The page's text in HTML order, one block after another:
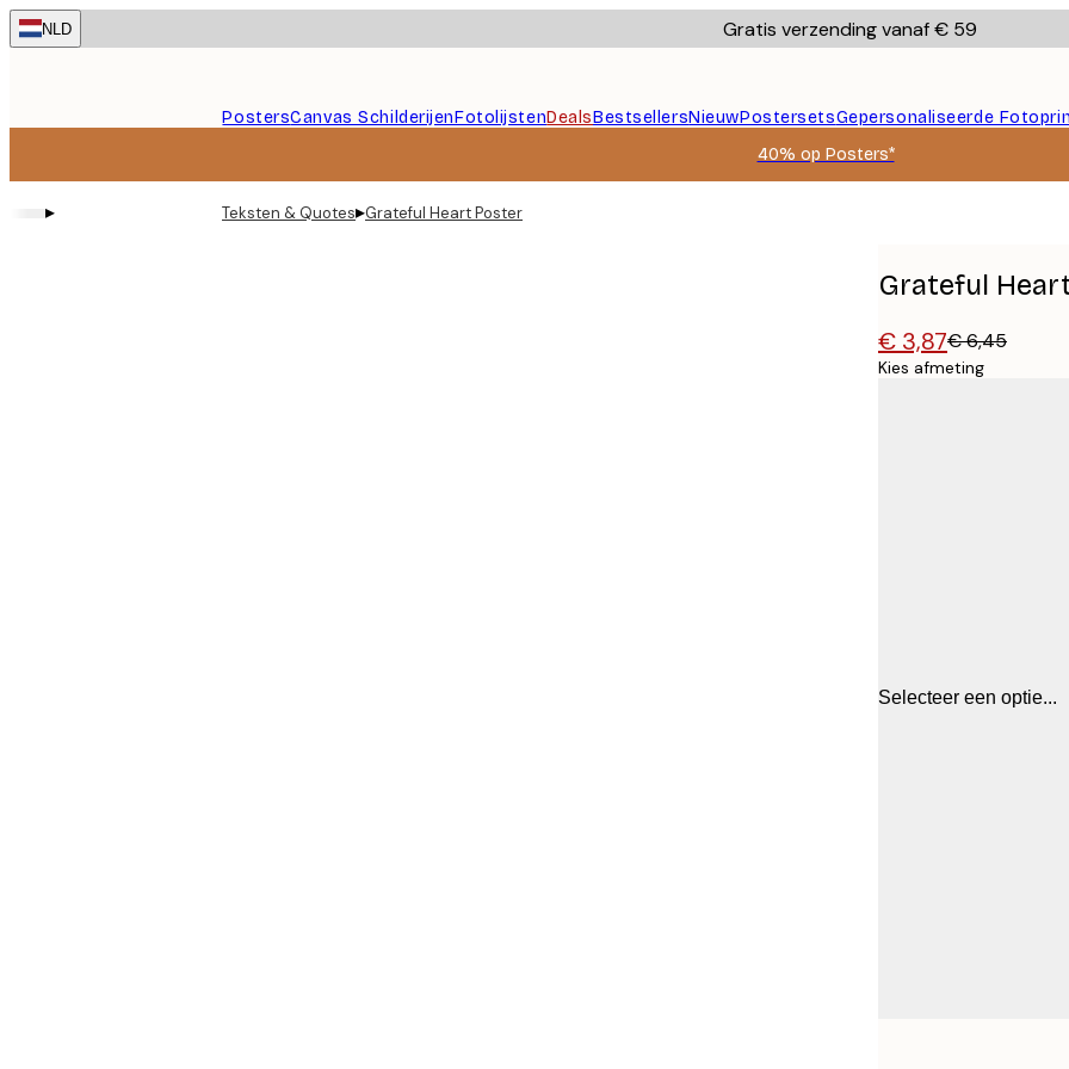
Skip
to
NLD Gratis verzending vanaf € 59
PostersCanvas SchilderijenFotolijstenDealsBestsellersNieuwPostersetsGepersonaliseerde
40% op Posters*
▸ Teksten & Quotes▸Grateful Heart Poster
Grateful
€ 3,87€ 6,45
Kies afmeting
Selecteer een optie...